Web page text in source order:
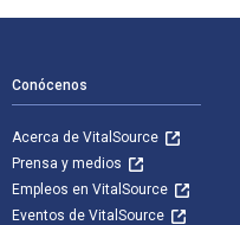
Conócenos
Acerca de VitalSource
Prensa y medios
Empleos en VitalSource
Eventos de VitalSource